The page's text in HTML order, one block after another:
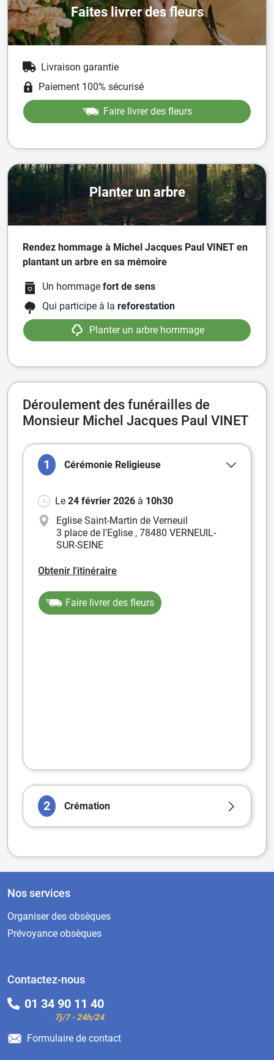
Faites livrer des fleurs
Livraison garantie
Paiement 100% sécurisé
Faire livrer des fleurs
Planter un arbre
Rendez hommage à Michel Jacques Paul VINET en
plantant un arbre en sa mémoire
Un hommage fort de sens
Qui participe à la reforestation
Planter un arbre hommage
Déroulement des funérailles de
Monsieur Michel Jacques Paul VINET
1 Cérémonie Religieuse
Le 24 février 2026 à 10h30
Eglise Saint-Martin de Verneuil
3 place de l'Eglise , 78480 VERNEUIL-
SUR-SEINE
Obtenir l'itinéraire
Faire livrer des fleurs
2 Crémation
Nos services
Organiser des obsèques
Prévoyance obsèques
Contactez-nous
01 34 90 11 40
7j/7 - 24h/24
Formulaire de contact